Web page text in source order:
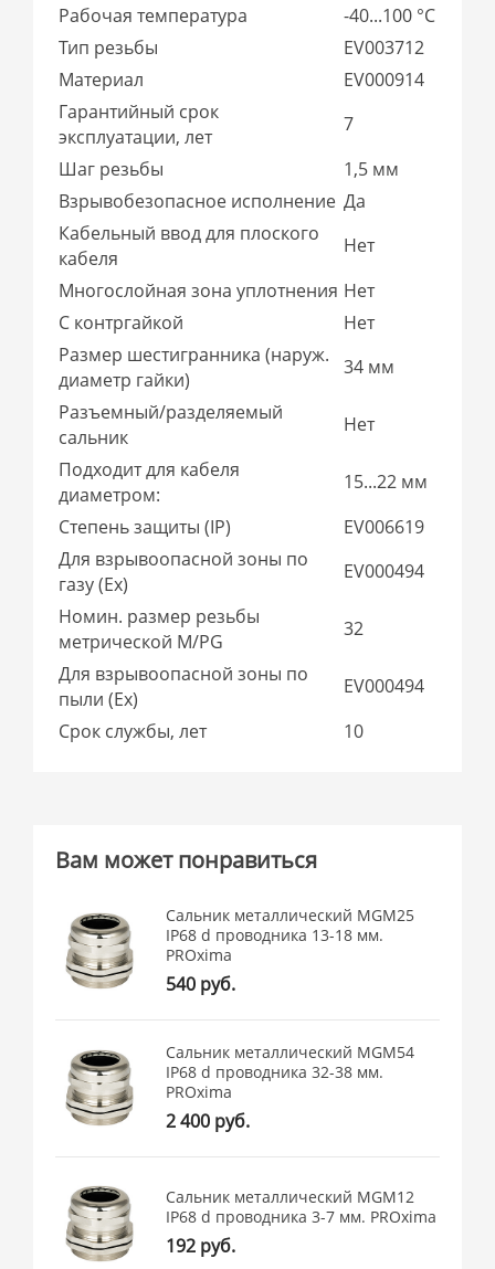
Рабочая температура
-40...100 °C
Тип резьбы
EV003712
Материал
EV000914
Гарантийный срок
эксплуатации, лет
7
Шаг резьбы
1,5 мм
Взрывобезопасное исполнение Да
Кабельный ввод для плоского
кабеля
Нет
Многослойная зона уплотнения Нет
С контргайкой
Нет
Размер шестигранника (наруж.
диаметр гайки)
34 мм
Разъемный/разделяемый
сальник
Нет
Подходит для кабеля
диаметром:
15...22 мм
Степень защиты (IP)
EV006619
Для взрывоопасной зоны по
газу (Ex)
EV000494
Номин. размер резьбы
метрической M/PG
32
Для взрывоопасной зоны по
пыли (Ex)
EV000494
Срок службы, лет
10
Вам может понравиться
Сальник металлический MGM25
IP68 d проводника 13-18 мм.
PROxima
540 руб.
Сальник металлический MGM54
IP68 d проводника 32-38 мм.
PROxima
2 400 руб.
Сальник металлический MGM12
IP68 d проводника 3-7 мм. PROxima
192 руб.